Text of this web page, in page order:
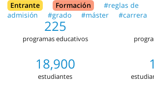
Entrante Formación
#reglas de
admisión
#grado #máster #carrera
225
programas educativos
18,900
estudiantes